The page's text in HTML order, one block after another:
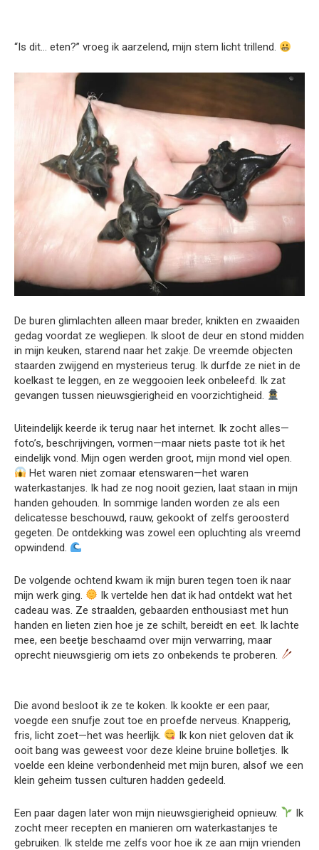
“Is dit… eten?” vroeg ik aarzelend, mijn stem licht trillend.
De buren glimlachten alleen maar breder, knikten en zwaaiden
gedag voordat ze wegliepen. Ik sloot de deur en stond midden
in mijn keuken, starend naar het zakje. De vreemde objecten
staarden zwijgend en mysterieus terug. Ik durfde ze niet in de
koelkast te leggen, en ze weggooien leek onbeleefd. Ik zat
gevangen tussen nieuwsgierigheid en voorzichtigheid.
Uiteindelijk keerde ik terug naar het internet. Ik zocht alles—
foto’s, beschrijvingen, vormen—maar niets paste tot ik het
eindelijk vond. Mijn ogen werden groot, mijn mond viel open.
Het waren niet zomaar etenswaren—het waren
waterkastanjes. Ik had ze nog nooit gezien, laat staan in mijn
handen gehouden. In sommige landen worden ze als een
delicatesse beschouwd, rauw, gekookt of zelfs geroosterd
gegeten. De ontdekking was zowel een opluchting als vreemd
opwindend.
De volgende ochtend kwam ik mijn buren tegen toen ik naar
mijn werk ging.
Ik vertelde hen dat ik had ontdekt wat het
cadeau was. Ze straalden, gebaarden enthousiast met hun
handen en lieten zien hoe je ze schilt, bereidt en eet. Ik lachte
mee, een beetje beschaamd over mijn verwarring, maar
oprecht nieuwsgierig om iets zo onbekends te proberen.
Die avond besloot ik ze te koken. Ik kookte er een paar,
voegde een snufje zout toe en proefde nerveus. Knapperig,
fris, licht zoet—het was heerlijk.
Ik kon niet geloven dat ik
ooit bang was geweest voor deze kleine bruine bolletjes. Ik
voelde een kleine verbondenheid met mijn buren, alsof we een
klein geheim tussen culturen hadden gedeeld.
Een paar dagen later won mijn nieuwsgierigheid opnieuw.
Ik
zocht meer recepten en manieren om waterkastanjes te
gebruiken. Ik stelde me zelfs voor hoe ik ze aan mijn vrienden